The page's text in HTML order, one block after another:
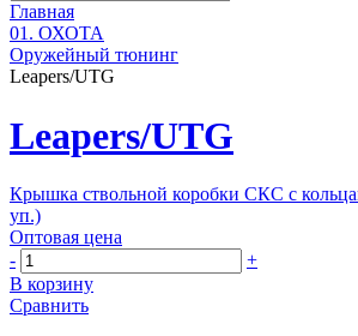
Главная
01. ОХОТА
Оружейный тюнинг
Leapers/UTG
Leapers/UTG
Крышка ствольной коробки СКС с
уп.)
Оптовая цена
-
+
В корзину
Сравнить